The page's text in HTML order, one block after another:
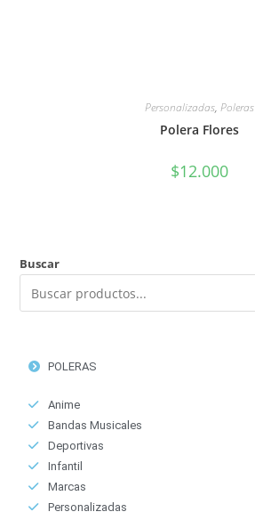
Personalizadas, Poleras
Polera Flores
$12.000
Buscar
POLERAS
Anime
Bandas Musicales
Deportivas
Infantil
Marcas
Personalizadas